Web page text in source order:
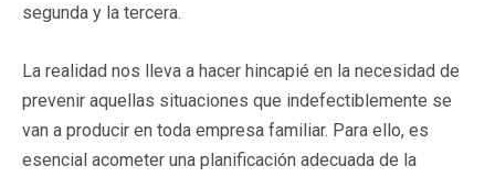
segunda y la tercera.
La realidad nos lleva a hacer hincapié en la necesidad de
prevenir aquellas situaciones que indefectiblemente se
van a producir en toda empresa familiar. Para ello, es
esencial acometer una planificación adecuada de la